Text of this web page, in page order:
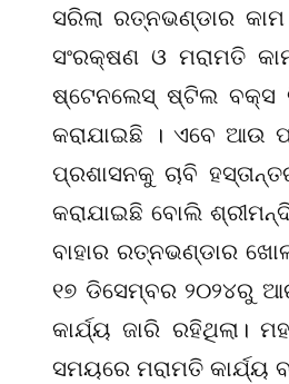
ସରିଲା ରତ୍ନଭଣ୍ଡାର
ସଂରକ୍ଷଣ ଓ ମରାମତି
ଷ୍ଟେନଲେସ୍ ଷ୍ଟିଲ ବକ୍ସ
କରାଯାଇଛି । ଏବେ ଆଉ
ପ୍ରଶାସନକୁ ଚାବି
କରାଯାଇଛି ବୋଲି
ବାହାର ରତ୍ନଭଣ୍ଡାର
୧୭ ଡିସେମ୍ବର ୨୦୨୪ରୁ
କାର୍ଯ୍ୟ ଜାରି ରହିଥିଲା।
ସମୟରେ ମରାମତି କାର୍ଯ୍ୟ